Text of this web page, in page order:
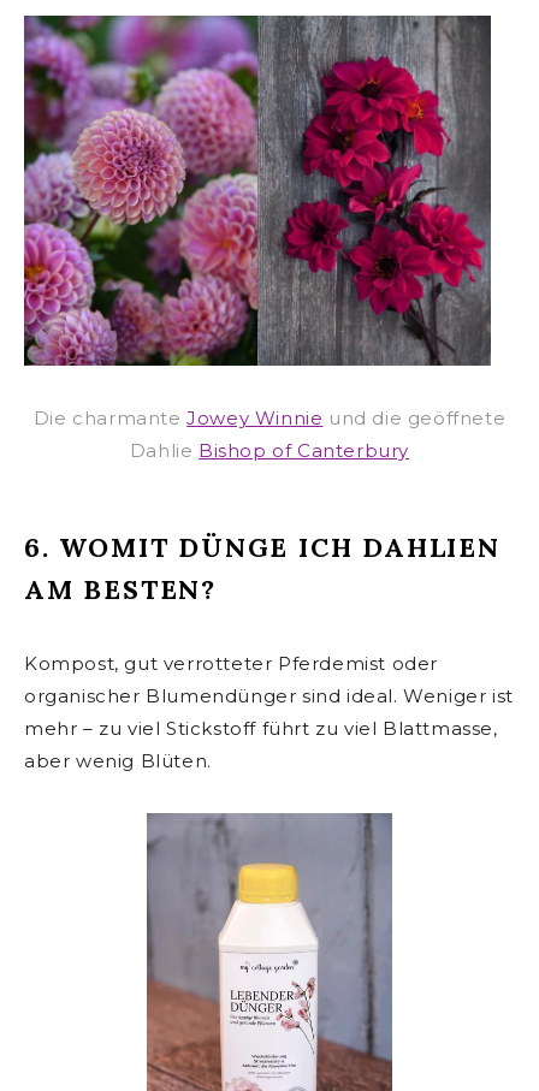
Die charmanteJowey Winnie und die geöffnete
Dahlie Bishop of Canterbury
6. WOMIT DÜNGE ICH DAHLIEN
AM BESTEN?
Kompost, gut verrotteter Pferdemist oder
organischer Blumendünger sind ideal. Weniger ist
mehr – zu viel Stickstoff führt zu viel Blattmasse,
aber wenig Blüten.